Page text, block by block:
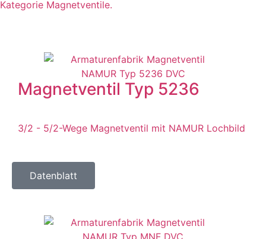
Kategorie Magnetventile.
Magnetventil Typ 5236
3/2 - 5/2-Wege Magnetventil mit NAMUR Lochbild
Datenblatt